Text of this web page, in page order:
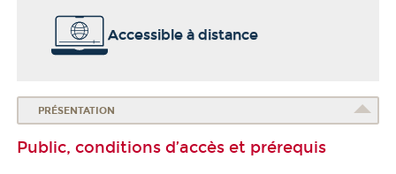
É
o
d
e
l
Accessible à distance
PRÉSENTATION
Public, conditions d’accès et prérequis